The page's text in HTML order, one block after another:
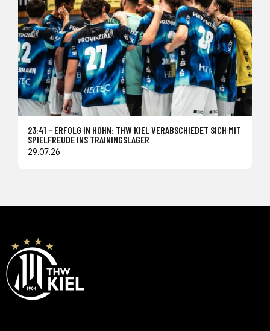
23:41 – ERFOLG IN HOHN: THW KIEL VERABSCHIEDET SICH MIT
SPIELFREUDE INS TRAININGSLAGER
29.07.26